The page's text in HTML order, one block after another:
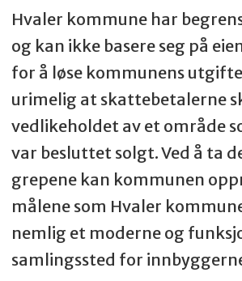
Hvaler kommune har
og kan ikke basere seg på
for å løse kommunens
urimelig at skattebetalerne
vedlikeholdet av et område
var besluttet solgt. Ved å ta
grepene kan kommunen
målene som Hvaler
nemlig et moderne og
samlingssted for